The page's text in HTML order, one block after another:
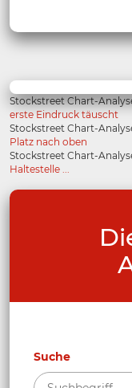
Stockstreet Chart-
erste Eindruck täuscht
Stockstreet Chart-
Platz nach oben
Stockstreet Chart-
Haltestelle ...
Suche